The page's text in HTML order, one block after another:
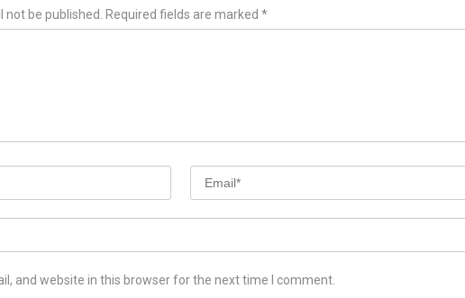
not be published. Required fields are marked *
and website in this browser for the next time I comment.